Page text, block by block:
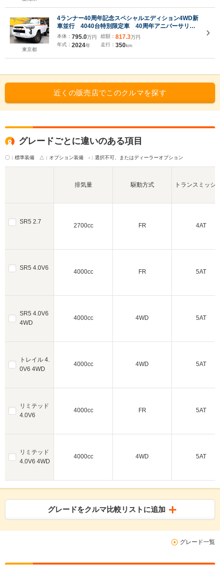
東京都
4ランナー40周年記念スペシャルエディション4WD新
車並行 4040台特別限定車 40周年アニバーサリー
スペシャルエディション4WD 専用レザーシート&ア
ルミホイール サンルーフ アダプティブクルーズ
LDA BSM PCS アップルカープレイ
本体： 795.0万円
年式： 2024年
総額： 817.3万円
走行： 350km
近くの販売店でこのクルマを探す
グレードごとに違いのある項目
〇：標準装備 △：オプション装備 -：選択不可、またはディーラーオプション
SR5 2.7
SR5 4.0V6
SR5 4.0V6
4WD
トレイル 4.
0V6 4WD
リミテッド
4.0V6
リミテッド
4.0V6 4WD
排気量 駆動方式 トランスミッシ
2700cc FR 4AT
4000cc FR 5AT
4000cc 4WD 5AT
4000cc 4WD 5AT
4000cc FR 5AT
4000cc 4WD 5AT
グレードをクルマ比較リストに追加
グレード一覧